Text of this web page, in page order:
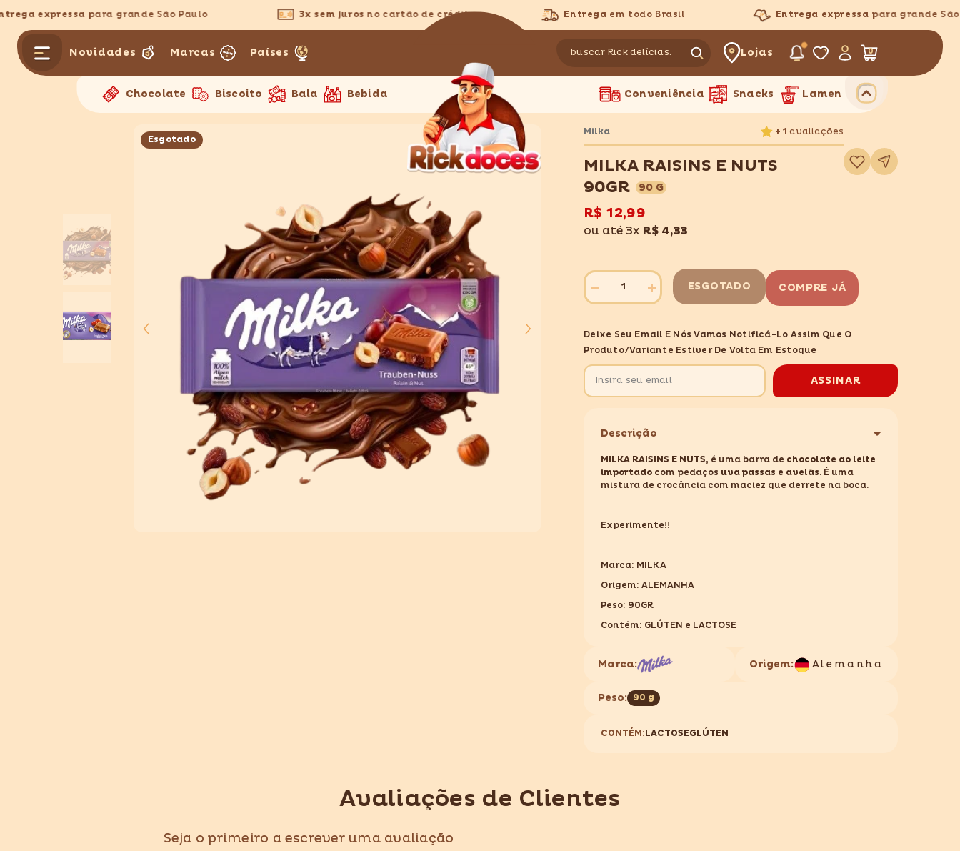
expressapara grande São Paulo 3x sem jurosno cartão de crédito Entregaem todo Brasil Entrega expressapara grande São
Novidades Marcas Países Lojas 00
Chocolate Biscoito Bala Bebida Conveniência Snacks Lamen
Esgotado
Milka + 1 avaliações
MILKA RAISINS E NUTS
90GR
90 G
Adicionar
à
lista
R$ 12,99
ou até 3x R$ 4,33
Diminuir
quantidade
RAISINS
E
90GR
Aumentar
quantidade
RAISINS
E
90GR
ESGOTADO COMPRE JÁ
Deixe Seu Email E Nós Vamos Notificá-Lo Assim Que O
Produto/variante Estiver De Volta Em Estoque
ASSINAR
Descrição
MILKA RAISINS E NUTS, é uma barra de chocolate ao leite
importado com pedaços uva passas e avelãs. É uma
mistura de crocância com maciez que derrete na boca.
Experimente!!
Marca: MILKA
Origem: ALEMANHA
Peso: 90GR
Contém: GLÚTEN e LACTOSE
Marca: Origem: Alemanha
Peso: 90 g
CONTÉM:LACTOSEGLÚTEN
Avaliações de Clientes
Seja o primeiro a escrever uma avaliação